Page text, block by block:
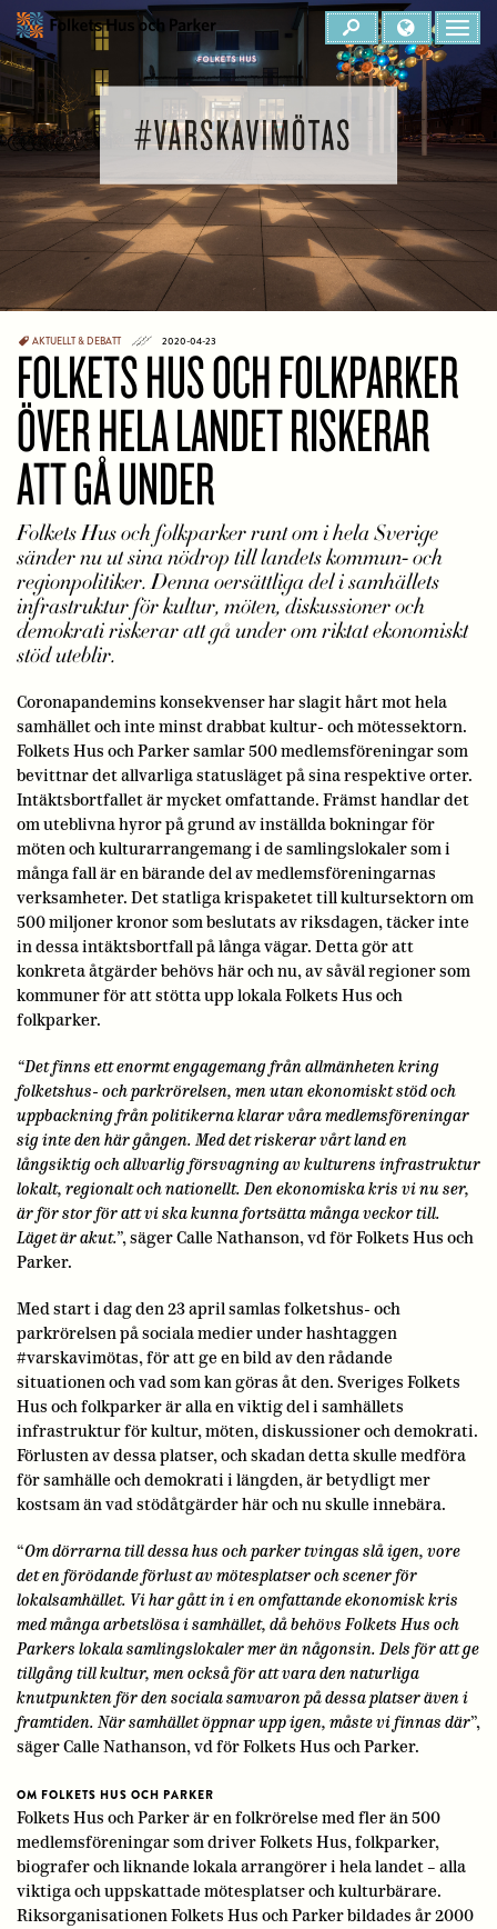
AKTUELLT & DEBATT 2020-04-23
FOLKETS HUS OCH FOLKPARKER
ÖVER HELA LANDET RISKERAR
ATT GÅ UNDER
Folkets Hus och folkparker runt om i hela Sverige
sänder nu ut sina nödrop till landets kommun- och
regionpolitiker. Denna oersättliga del i samhällets
infrastruktur för kultur, möten, diskussioner och
demokrati riskerar att gå under om riktat ekonomiskt
stöd uteblir.
Coronapandemins konsekvenser har slagit hårt mot hela
samhället och inte minst drabbat kultur- och mötessektorn.
Folkets Hus och Parker samlar 500 medlemsföreningar som
bevittnar det allvarliga statusläget på sina respektive orter.
Intäktsbortfallet är mycket omfattande. Främst handlar det
om uteblivna hyror på grund av inställda bokningar för
möten och kulturarrangemang i de samlingslokaler som i
många fall är en bärande del av medlemsföreningarnas
verksamheter. Det statliga krispaketet till kultursektorn om
500 miljoner kronor som beslutats av riksdagen, täcker inte
in dessa intäktsbortfall på långa vägar. Detta gör att
konkreta åtgärder behövs här och nu, av såväl regioner som
kommuner för att stötta upp lokala Folkets Hus och
folkparker.
“Det finns ett enormt engagemang från allmänheten kring
folketshus- och parkrörelsen, men utan ekonomiskt stöd och
uppbackning från politikerna klarar våra medlemsföreningar
sig inte den här gången. Med det riskerar vårt land en
långsiktig och allvarlig försvagning av kulturens infrastruktur
lokalt, regionalt och nationellt. Den ekonomiska kris vi nu ser,
är för stor för att vi ska kunna fortsätta många veckor till.
Läget är akut.”, säger Calle Nathanson, vd för Folkets Hus och
Parker.
Med start i dag den 23 april samlas folketshus- och
parkrörelsen på sociala medier under hashtaggen
#varskavimötas, för att ge en bild av den rådande
situationen och vad som kan göras åt den. Sveriges Folkets
Hus och folkparker är alla en viktig del i samhällets
infrastruktur för kultur, möten, diskussioner och demokrati.
Förlusten av dessa platser, och skadan detta skulle medföra
för samhälle och demokrati i längden, är betydligt mer
kostsam än vad stödåtgärder här och nu skulle innebära.
“Om dörrarna till dessa hus och parker tvingas slå igen, vore
det en förödande förlust av mötesplatser och scener för
lokalsamhället. Vi har gått in i en omfattande ekonomisk kris
med många arbetslösa i samhället, då behövs Folkets Hus och
Parkers lokala samlingslokaler mer än någonsin. Dels för att ge
tillgång till kultur, men också för att vara den naturliga
knutpunkten för den sociala samvaron på dessa platser även i
framtiden. När samhället öppnar upp igen, måste vi finnas där”,
säger Calle Nathanson, vd för Folkets Hus och Parker.
OM FOLKETS HUS OCH PARKER
Folkets Hus och Parker är en folkrörelse med fler än 500
medlemsföreningar som driver Folkets Hus, folkparker,
biografer och liknande lokala arrangörer i hela landet – alla
viktiga och uppskattade mötesplatser och kulturbärare.
Riksorganisationen Folkets Hus och Parker bildades år 2000